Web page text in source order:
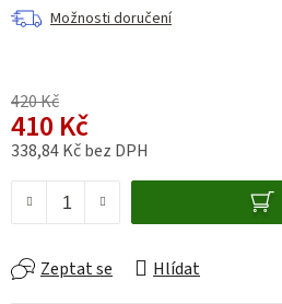
Možnosti doručení
420 Kč
410 Kč
338,84 Kč bez DPH
Zeptat se Hlídat